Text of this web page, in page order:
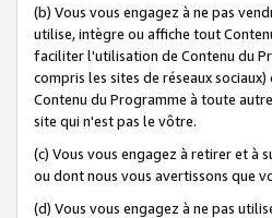
(b) Vous vous engagez à ne pas
utilise, intègre ou affiche tout
faciliter l'utilisation de Contenu du
compris les sites de réseaux
Contenu du Programme à toute
site qui n'est pas le vôtre.
(c) Vous vous engagez à retirer et à
ou dont nous vous avertissons que
(d) Vous vous engagez à ne pas